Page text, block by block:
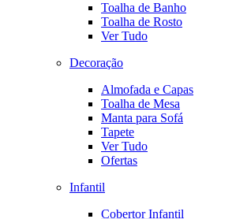
Toalha de Banho
Toalha de Rosto
Ver Tudo
Decoração
Almofada e Capas
Toalha de Mesa
Manta para Sofá
Tapete
Ver Tudo
Ofertas
Infantil
Cobertor Infantil